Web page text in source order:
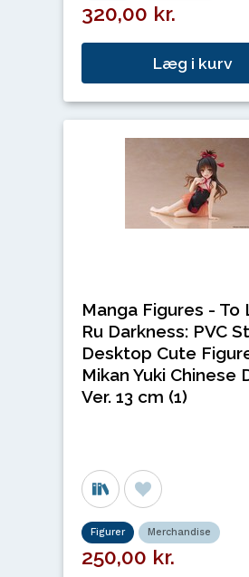
320,00 kr.
Læg i kurv
Manga Figures - To
Ru Darkness: PVC
Desktop Cute
Mikan Yuki Chinese
Ver. 13 cm (1)
Figurer Merchandise
250,00 kr.